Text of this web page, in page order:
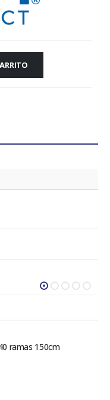
ramas 150cm